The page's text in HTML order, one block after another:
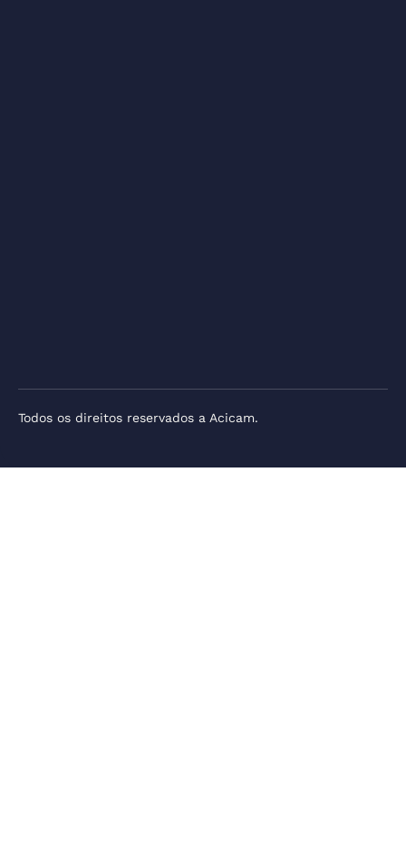
Todos os direitos reservados a Acicam.